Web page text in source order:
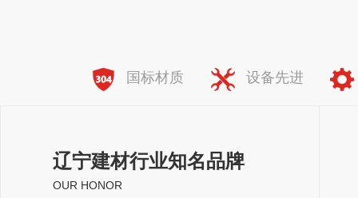
国标材质 设备先进
辽宁建材行业知名品牌
OUR HONOR